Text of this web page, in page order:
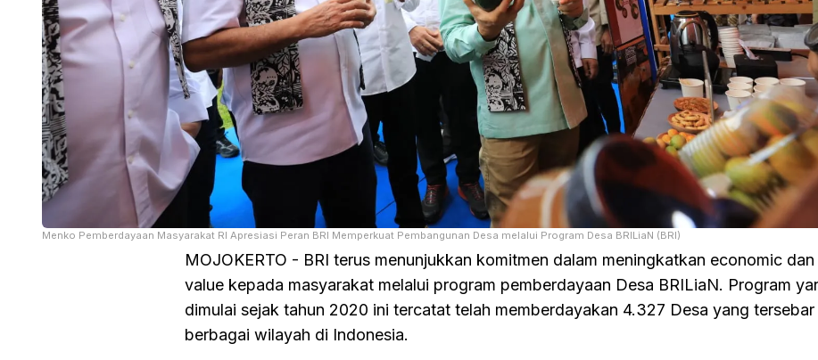
Menko Pemberdayaan Masyarakat RI Apresiasi Peran BRI Memperkuat Pembangunan Desa melalui Program Desa BRILiaN (BRI)
MOJOKERTO - BRI terus menunjukkan komitmen dalam meningkatkan economic
value kepada masyarakat melalui program pemberdayaan Desa BRILiaN. Program
dimulai sejak tahun 2020 ini tercatat telah memberdayakan 4.327 Desa yang tersebar
berbagai wilayah di Indonesia.